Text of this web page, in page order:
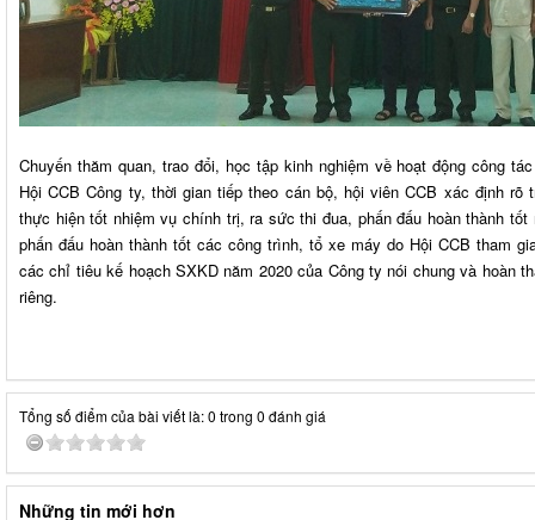
Chuyến thăm quan, trao đổi, học tập kinh nghiệm về hoạt động công
Hội CCB Công ty, thời gian tiếp theo cán bộ, hội viên CCB xác định rõ
thực hiện tốt nhiệm vụ chính trị, ra sức thi đua, phấn đấu hoàn thành
phấn đấu hoàn thành tốt các công trình, tổ xe máy do Hội CCB tham
các chỉ tiêu kế hoạch SXKD năm 2020 của Công ty nói chung và hoàn
riêng.
Tổng số điểm của bài viết là: 0 trong 0 đánh giá
Những tin mới hơn